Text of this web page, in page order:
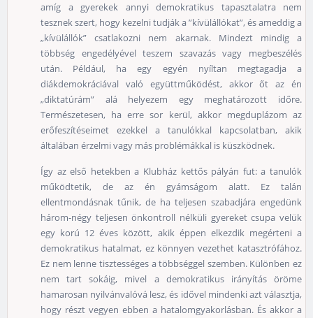
amíg a gyerekek annyi demokratikus tapasztalatra nem
tesznek szert, hogy kezelni tudják a ”kívülállókat”, és ameddig a
„kívülállók” csatlakozni nem akarnak. Mindezt mindig a
többség engedélyével teszem szavazás vagy megbeszélés
után. Például, ha egy egyén nyíltan megtagadja a
diákdemokráciával való együttműködést, akkor őt az én
„diktatúrám” alá helyezem egy meghatározott időre.
Természetesen, ha erre sor kerül, akkor megduplázom az
erőfeszítéseimet ezekkel a tanulókkal kapcsolatban, akik
általában érzelmi vagy más problémákkal is küszködnek.
Így az első hetekben a Klubház kettős pályán fut: a tanulók
működtetik, de az én gyámságom alatt. Ez talán
ellentmondásnak tűnik, de ha teljesen szabadjára engedünk
három-négy teljesen önkontroll nélküli gyereket csupa velük
egy korú 12 éves között, akik éppen elkezdik megérteni a
demokratikus hatalmat, ez könnyen vezethet katasztrófához.
Ez nem lenne tisztességes a többséggel szemben. Különben ez
nem tart sokáig, mivel a demokratikus irányítás öröme
hamarosan nyilvánvalóvá lesz, és idővel mindenki azt választja,
hogy részt vegyen ebben a hatalomgyakorlásban. És akkor a